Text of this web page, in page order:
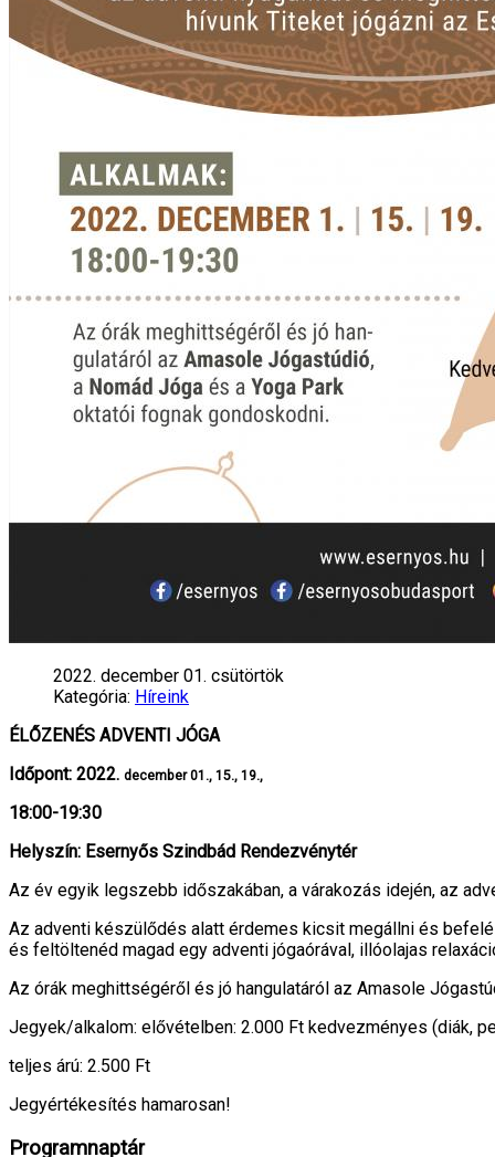
2022. december 01. csütörtök
Kategória: Híreink
ÉLŐZENÉS ADVENTI JÓGA
Időpont: 2022. december 01., 15., 19.,
18:00-19:30
Helyszín: Esernyős Szindbád Rendezvénytér
Az év egyik legszebb időszakában, a várakozás idején, az
Az adventi készülődés alatt érdemes kicsit megállni és
és feltöltenéd magad egy adventi jógaórával, illóolajas
Az órák meghittségéről és jó hangulatáról az Amasole
Jegyek/alkalom: elővételben: 2.000 Ft kedvezményes (diák,
teljes árú: 2.500 Ft
Jegyértékesítés hamarosan!
Programnaptár